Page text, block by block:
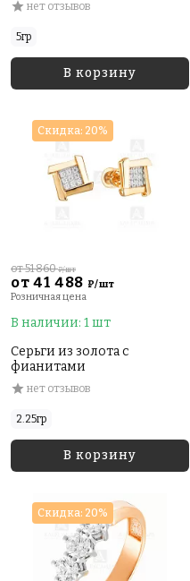
нет отзывов
5гр
В корзину
от 41 488 ₽/шт
от 51 860₽/шт
Розничная цена
В наличии: 1 шт
Серьги из золота с
фианитами
нет отзывов
2.25гр
В корзину
Скидка: 20%
Скидка: 20%